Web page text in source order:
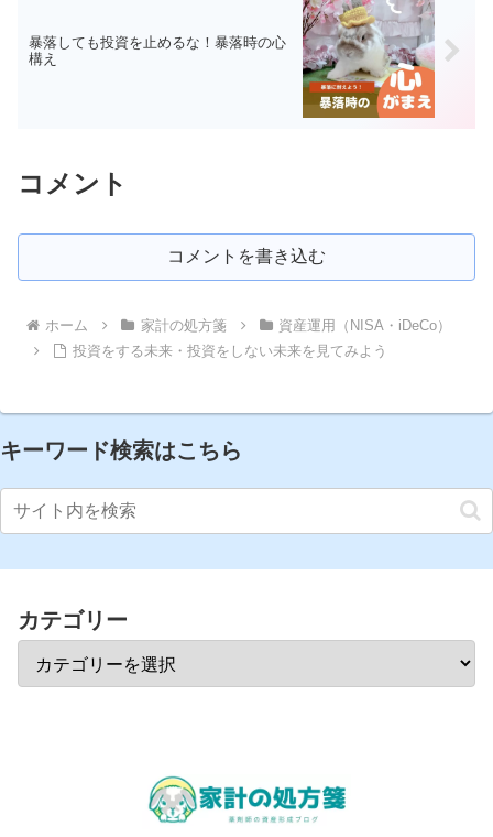
暴落しても投資を止めるな！暴落時の心
構え
コメント
コメントを書き込む
ホーム 家計の処方箋
資産運用（NISA・iDeCo）
投資をする未来・投資をしない未来を見てみよう
キーワード検索はこちら
カテゴリー